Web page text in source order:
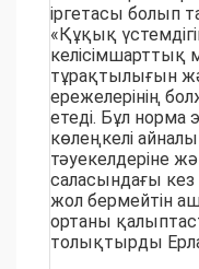
іргетасы болып
«Құқық
келісімшарттық
тұрақтылығын
ережелерінің
етеді. Бұл норма
көлеңкелі
тәуекелдеріне
саласындағы
жол бермейтін
ортаны
толықтырды